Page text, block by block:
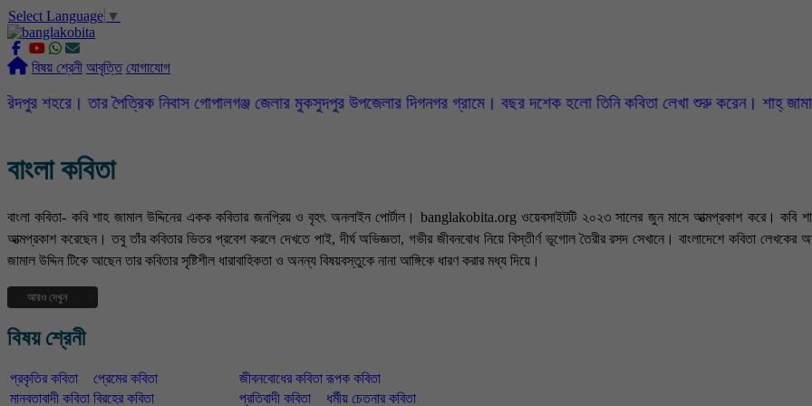
Select Language ▼
বিষয় শ্রেনী আবৃত্তি যোগাযোগ
তার পৈত্রিক নিবাস গোপালগঞ্জ জেলার মুকসুদপুর উপজেলার দিগনগর গ্রামে। বছর দশেক হলো তিনি কবিতা লেখা শুরু করেন। শাহ্
বাংলা কবিতা
বাংলা কবিতা- কবি শাহ জামাল উদ্দিনের একক কবিতার জনপ্রিয় ও বৃহৎ অনলাইন পোর্টাল। banglakobita.org ওয়েবসাইটটি ২০২৩ সালের জুন মাসে আত্মপ্রকাশ করে। কবি
আত্মপ্রকাশ করেছেন। তবু তাঁর কবিতার ভিতর প্রবেশ করলে দেখতে পাই, দীর্ঘ অভিজ্ঞতা, গভীর জীবনবোধ নিয়ে বিস্তীর্ণ ভূগোল তৈরীর রসদ সেখানে। বাংলাদেশে কবিতা
জামাল উদ্দিন টিকে আছেন তার কবিতার সৃষ্টিশীল ধারাবাহিকতা ও অনন্য বিষয়বস্তুকে নানা আঙ্গিকে ধারণ করার মধ্য দিয়ে।
আরও দেখুন
বর্তমান সময়ে বহু বিচিত্র দুর্বোধ্য কাব্য রচনার চলকে এড়িয়ে কবি নিজের অন্তরের গভীর ভাষ্যকে সাবলীল গদ্য ও নানা ছন্দের ভাষায় কাব্যিক রূপ দিতে সিদ্ধতা অর্জন করেছেন
দেখা কাছের মানুষজন তাদের অর্ন্তরজগত এসব নিয়ে আমাদের জটিল ঘটনাবহুল জীবনের ড্রামা চলছে অবিরত। কবির অন্তর্দৃষ্টিতে ধরা পড়ে এর প্রকৃত সত্য রূপটি। কখনো মা,
কবিতার মঞ্জুরী ফুটিয়ে তোলেন। তিনি তাঁর কবিতায় উপমা, চিত্রকল্প, উৎপ্রেক্ষা ইত্যাদি বৈশিষ্ট দ্বারা তুলে ধরেন আয়নার প্রতিবিম্বস্বরূপ দেশ ও মানুষের চিত্র। তিনি প্রতিনিয়ত
কতদূর।
বিষয় শ্রেনী
প্রকৃতির কবিতা প্রেমের কবিতা জীবনবোধের কবিতা রূপক কবিতা
মানবতাবাদী কবিতা বিরহের কবিতা প্রতিবাদী কবিতা
ধর্মীয় চেতনার কবিতা